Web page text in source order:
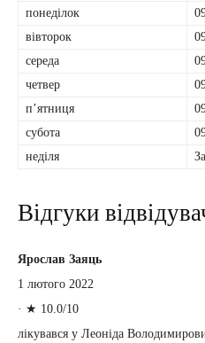
понеділок
вівторок
середа
четвер
пʼятниця
субота
неділя
Відгуки
Ярослав Заяць
1 лютого 2022
· ★ 10.0/10
лікувався у Леоніда